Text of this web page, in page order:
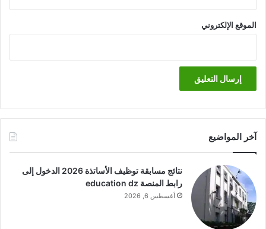
الموقع الإلكتروني
آخر المواضيع
نتائج مسابقة توظيف الأساتذة 2026 الدخول إلى
رابط المنصة education dz
أغسطس 6, 2026